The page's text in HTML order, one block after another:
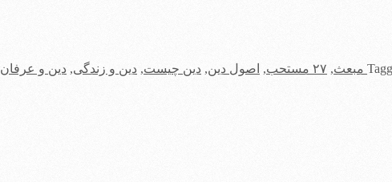
, ۲۷ مستحب , اصول دین, دین چیست, دین و زندگی, دین و عرفان